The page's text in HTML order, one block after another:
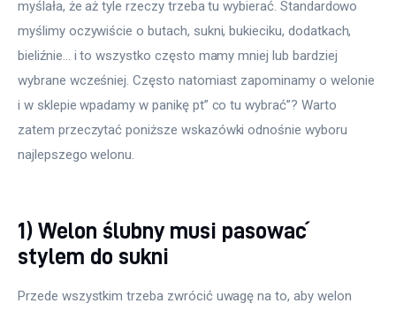
Uroda
Zdrowie
Więcej
myślała, że aż tyle rzeczy trzeba tu wybierać. Standardowo
myślimy oczywiście o butach, sukni, bukieciku, dodatkach,
bieliźnie… i to wszystko często mamy mniej lub bardziej
wybrane wcześniej. Często natomiast zapominamy o welonie
i w sklepie wpadamy w panikę pt” co tu wybrać”? Warto
zatem przeczytać poniższe wskazówki odnośnie wyboru
najlepszego welonu.
1) Welon ślubny musi pasować
stylem do sukni
Przede wszystkim trzeba zwrócić uwagę na to, aby welon